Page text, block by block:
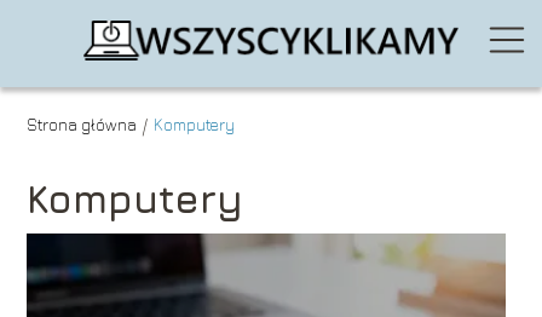
Strona główna / Komputery
Komputery